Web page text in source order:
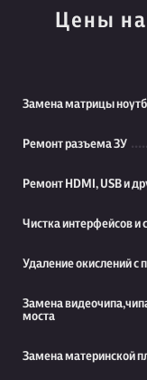
Цены
Замена матрицы
Ремонт разъема ЗУ
Ремонт HDMI, USB и
Чистка интерфейсов
Удаление окислений с
Замена
моста
Замена материнской